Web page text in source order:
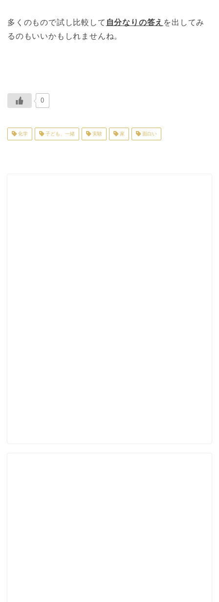
多くのもので試し比較して 自分なりの答え を出してみ
るのもいいかもしれませんね。
0
化学 子ども、一緒 実験 家 面白い